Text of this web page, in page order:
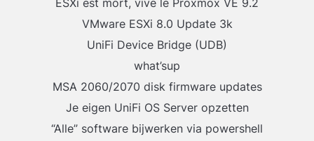
VMware ESXi 8.0 Update 3k
UniFi Device Bridge (UDB)
what’sup
MSA 2060/2070 disk firmware updates
Je eigen UniFi OS Server opzetten
“Alle” software bijwerken via powershell